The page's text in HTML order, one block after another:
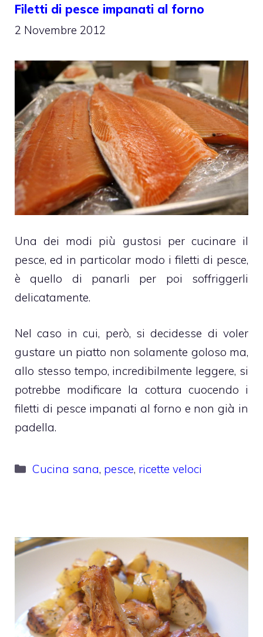
Filetti di pesce impanati al forno
2 Novembre 2012
Una dei modi più gustosi per cucinare il
pesce, ed in particolar modo i filetti di pesce,
è quello di panarli per poi soffriggerli
delicatamente.
Nel caso in cui, però, si decidesse di voler
gustare un piatto non solamente goloso ma,
allo stesso tempo, incredibilmente leggere, si
potrebbe modificare la cottura cuocendo i
filetti di pesce impanati al forno e non già in
padella.
Categorie
Cucina sana, pesce, ricette veloci